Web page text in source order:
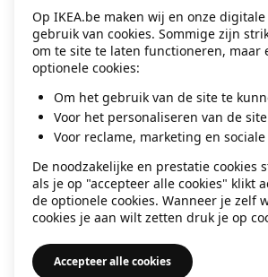
information).
Op IKEA.be maken wij en onze
gebruik van cookies. Sommige zijn
om te site te laten functioneren, maar
optionele cookies:
Om het gebruik van de site te
Voor het personaliseren van de site
Voor reclame, marketing en
De noodzakelijke en prestatie cookies
als je op "accepteer alle cookies" klikt
de optionele cookies. Wanneer je zelf
cookies je aan wilt zetten druk je op
Accepteer alle cookies